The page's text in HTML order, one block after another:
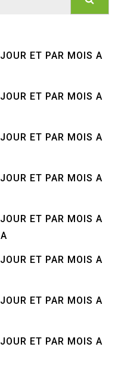
ET PAR MOIS A
ET PAR MOIS A
ET PAR MOIS A
ET PAR MOIS A
ET PAR MOIS A
ET PAR MOIS A
ET PAR MOIS A
ET PAR MOIS A